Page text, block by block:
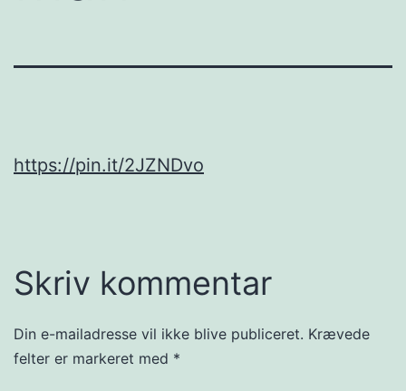
https://pin.it/2JZNDvo
Skriv kommentar
Din e-mailadresse vil ikke blive publiceret. Krævede
felter er markeret med *